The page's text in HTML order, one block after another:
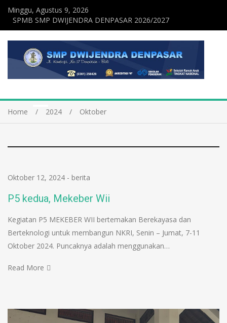
Minggu, Agustus 9, 2026
SPMB SMP DWIJENDRA DENPASAR 2026/2027
Home 2024 Oktober
Oktober 12, 2024 - berita
P5 kedua, Mekeber Wii
Kegiatan P5 MEKEBER WII bertemakan Berekayasa dan
Berteknologi untuk membangun NKRI, Senin – Jumat, 7-11
Oktober 2024. Puncaknya adalah menggunakan…
Read More